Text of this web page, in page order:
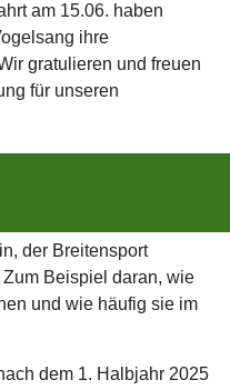
am 15.06. haben
ihre
gratulieren und freuen
für unseren
der Breitensport
Beispiel daran, wie
und wie häufig sie im
dem 1. Halbjahr 2025